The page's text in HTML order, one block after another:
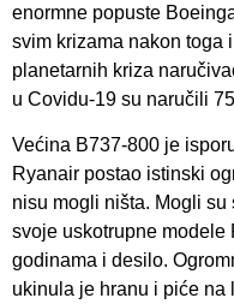
enormne popuste
svim krizama nakon toga
planetarnih kriza
u Covidu-19 su naručili
Većina B737-800 je
Ryanair postao istinski
nisu mogli ništa. Mogli
svoje uskotrupne modele
godinama i desilo.
ukinula je hranu i piće na